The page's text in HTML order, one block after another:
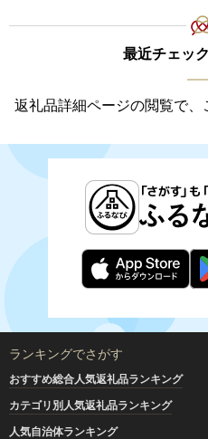
最近チェッ
返礼品詳細ページの閲覧で、
ランキングでさがす
おすすめ総合人気返礼品ランキング
カテゴリ別人気返礼品ランキング
人気自治体ランキング